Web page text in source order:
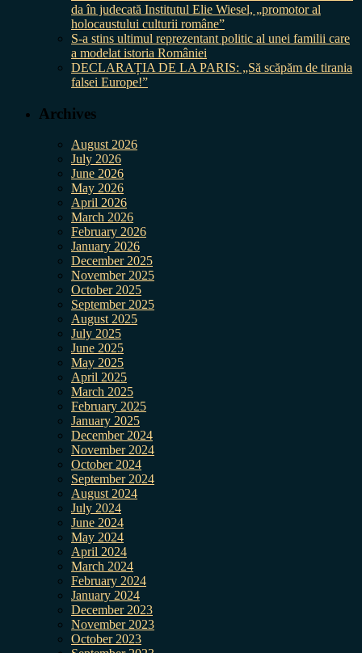
da în judecată Institutul Elie Wiesel, „promotor al
holocaustului culturii române”
S-a stins ultimul reprezentant politic al unei familii care
a modelat istoria României
DECLARAȚIA DE LA PARIS: „Să scăpăm de tirania
falsei Europe!”
Archives
August 2026
July 2026
June 2026
May 2026
April 2026
March 2026
February 2026
January 2026
December 2025
November 2025
October 2025
September 2025
August 2025
July 2025
June 2025
May 2025
April 2025
March 2025
February 2025
January 2025
December 2024
November 2024
October 2024
September 2024
August 2024
July 2024
June 2024
May 2024
April 2024
March 2024
February 2024
January 2024
December 2023
November 2023
October 2023